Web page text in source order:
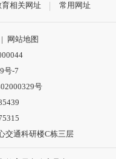
育相关网址 常用网址
|
网站地图
号-7
号
交通科研楼C栋三层